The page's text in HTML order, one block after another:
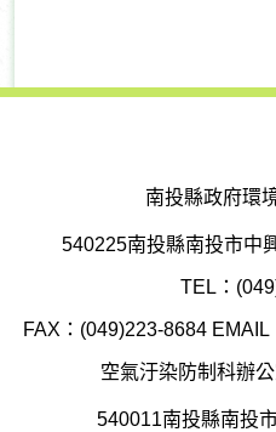
南投縣政府環
540225南投縣南投市中
TEL：
FAX：(049)223-8684 EMAIL
空氣汙染防制科辦
540011南投縣南投